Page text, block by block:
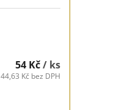
54 Kč/ ks
44,63 Kč bez DPH